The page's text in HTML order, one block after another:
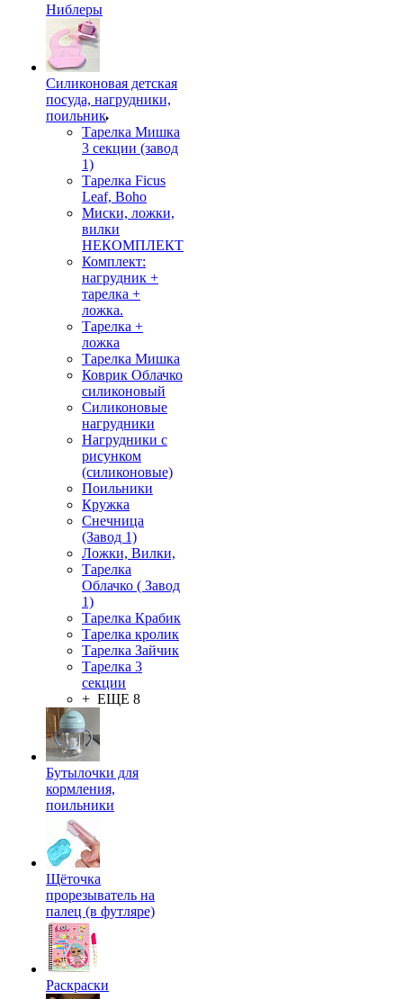
Ниблеры
Силиконовая детская
посуда, нагрудники,
поильник
Тарелка Мишка
3 секции (завод
1)
Тарелка Ficus
Leaf, Boho
Миски, ложки,
вилки
НЕКОМПЛЕКТ
Комплект:
нагрудник +
тарелка +
ложка.
Тарелка +
ложка
Тарелка Мишка
Коврик Облачко
силиконовый
Силиконовые
нагрудники
Нагрудники с
рисунком
(силиконовые)
Поильники
Кружка
Снечница
(Завод 1)
Ложки, Вилки,
Тарелка
Облачко ( Завод
1)
Тарелка Крабик
Тарелка кролик
Тарелка Зайчик
Тарелка 3
секции
+ ЕЩЕ 8
Бутылочки для
кормления,
поильники
Щёточка
прорезыватель на
палец (в футляре)
Раскраски